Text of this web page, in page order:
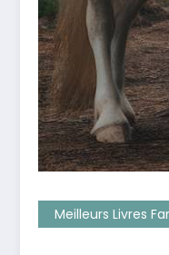
Meilleurs Livres